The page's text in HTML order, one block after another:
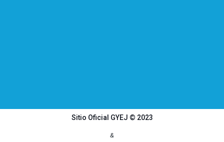
Sitio Oficial GYEJ © 2023
&